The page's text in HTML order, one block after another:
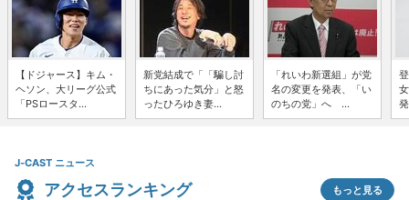
【ドジャース】キム・
ヘソン、大リーグ公式
「PSロースタ...
新党結成で「「騙し討
ちにあった気分」と怒
ったひろゆき妻...
「れいわ新選組」が党
名の変更を発表、「い
のちの党」へ ...
J-CAST ニュース
アクセスランキング もっと見る